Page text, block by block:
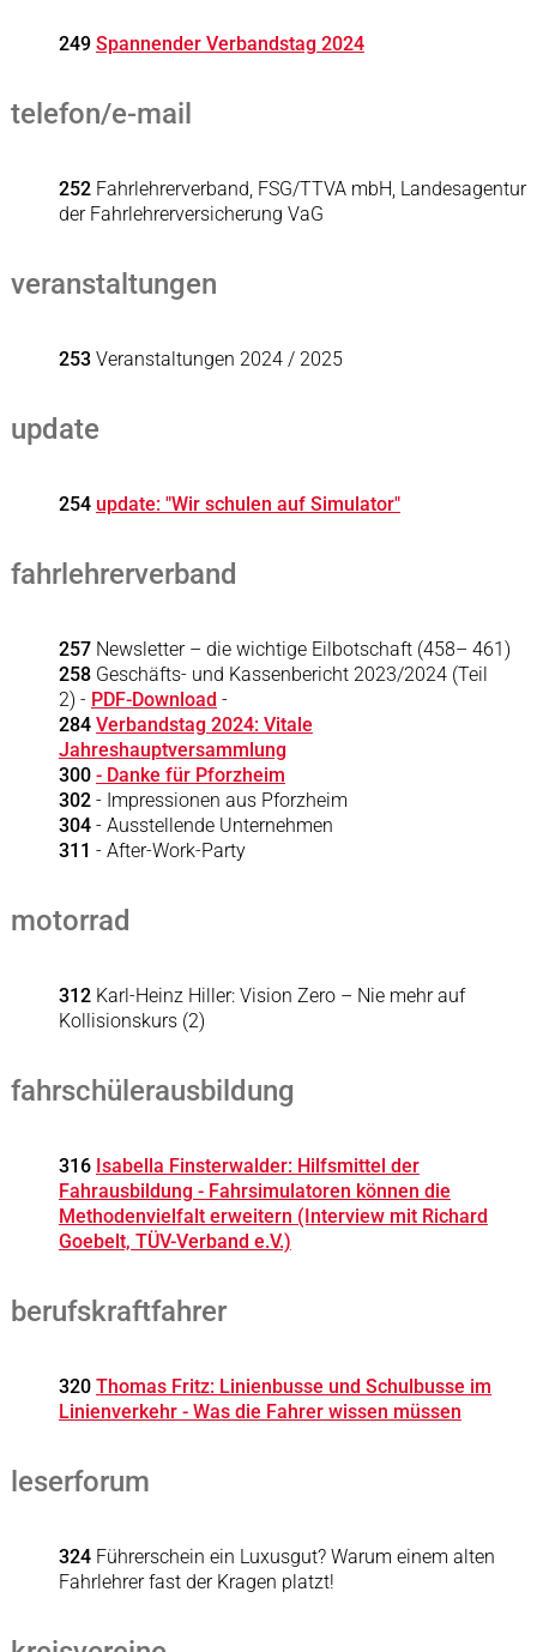
249 Spannender Verbandstag 2024
telefon/e-mail
252 Fahrlehrerverband, FSG/TTVA mbH, Landesagentur
der Fahrlehrerversicherung VaG
veranstaltungen
253 Veranstaltungen 2024 / 2025
update
254 update: "Wir schulen auf Simulator"
fahrlehrerverband
257 Newsletter – die wichtige Eilbotschaft (458– 461)
258Geschäfts- und Kassenbericht 2023/2024 (Teil
2) - PDF-Download -
284 Verbandstag 2024: Vitale
Jahreshauptversammlung
300 - Danke für Pforzheim
302 - Impressionen aus Pforzheim
304 - Ausstellende Unternehmen
311 - After-Work-Party
motorrad
312 Karl-Heinz Hiller: Vision Zero – Nie mehr auf
Kollisionskurs (2)
fahrschülerausbildung
316 Isabella Finsterwalder: Hilfsmittel der
Fahrausbildung - Fahrsimulatoren können die
Methodenvielfalt erweitern (Interview mit Richard
Goebelt, TÜV-Verband e.V.)
berufskraftfahrer
320 Thomas Fritz: Linienbusse und Schulbusse im
Linienverkehr - Was die Fahrer wissen müssen
leserforum
324 Führerschein ein Luxusgut? Warum einem alten
Fahrlehrer fast der Kragen platzt!